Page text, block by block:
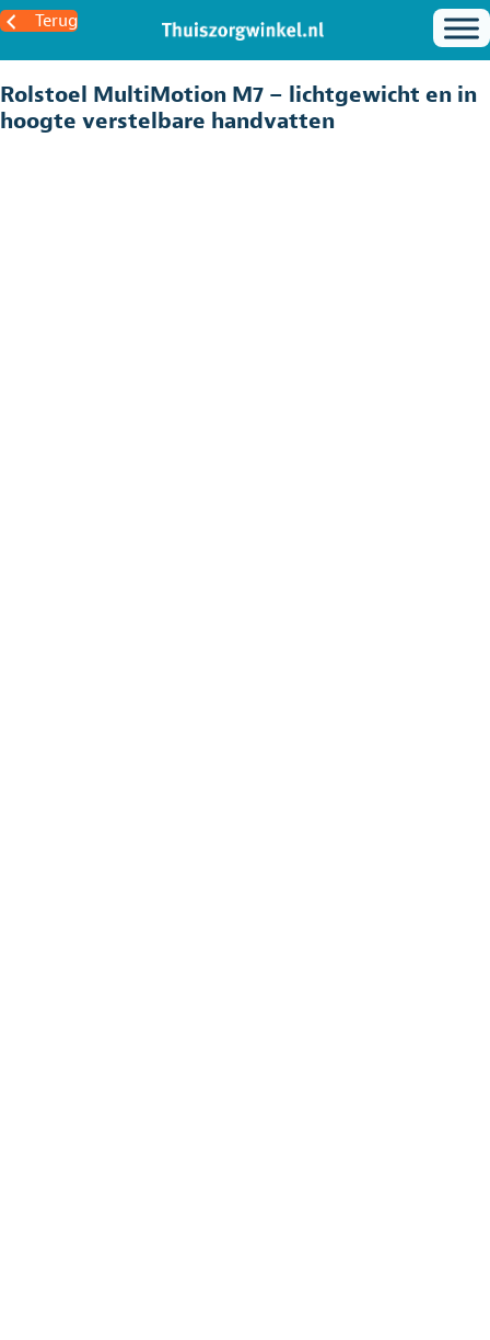
Terug
Rolstoel MultiMotion M7 – lichtgewicht en in
hoogte verstelbare handvatten